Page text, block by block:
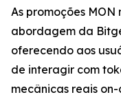
As promoções MON
abordagem da
oferecendo aos
de interagir com
mecânicas reais